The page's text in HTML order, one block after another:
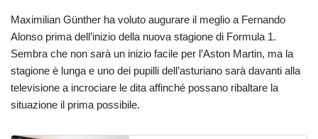
Maximilian Günther ha voluto augurare il meglio a Fernando
Alonso prima dell’inizio della nuova stagione di Formula 1.
Sembra che non sarà un inizio facile per l’Aston Martin, ma la
stagione è lunga e uno dei pupilli dell’asturiano sarà davanti alla
televisione a incrociare le dita affinché possano ribaltare la
situazione il prima possibile.